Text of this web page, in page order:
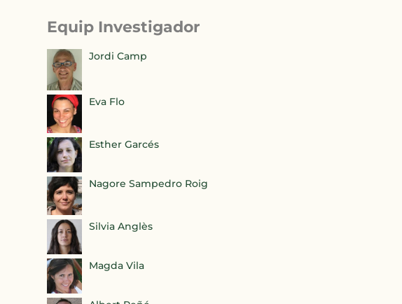
Equip Investigador
Jordi Camp
Eva Flo
Esther Garcés
Nagore Sampedro Roig
Silvia Anglès
Magda Vila